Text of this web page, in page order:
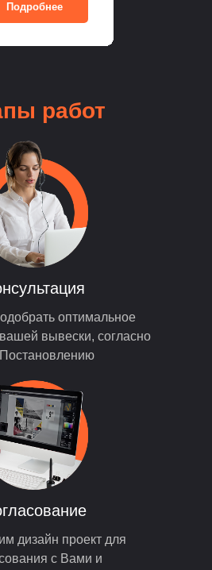
Подробнее
работ
оптимальное
вывески, согласно
дизайн проект для
с Вами и